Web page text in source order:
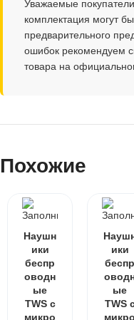
Уважаемые
комплектация могут
предварительного
ошибок рекомендуем
товара на
Похожие
Наушн
ики
беспр
оводн
ые
TWS с
микро
ики
беспр
ые
TWS
микро